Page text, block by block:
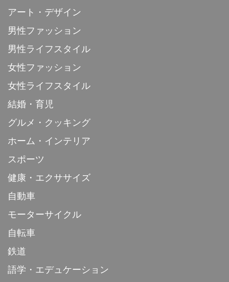
アート・デザイン
男性ファッション
男性ライフスタイル
女性ファッション
女性ライフスタイル
結婚・育児
グルメ・クッキング
ホーム・インテリア
スポーツ
健康・エクササイズ
自動車
モーターサイクル
自転車
鉄道
語学・エデュケーション